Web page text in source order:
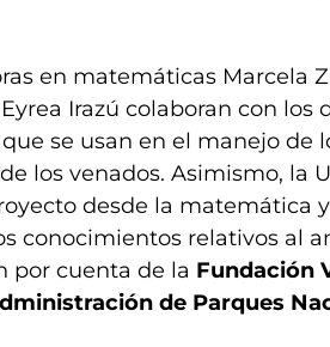
en matemáticas Marcela
Irazú colaboran con los
se usan en el manejo de
los venados. Asimismo, la
desde la matemática
conocimientos relativos al
por cuenta de la Fundación
de Parques